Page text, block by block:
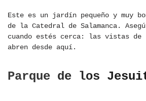
Este es un jardín pequeño y muy
de la Catedral de Salamanca.
cuando estés cerca: las vistas
abren desde aquí.
Parque de los